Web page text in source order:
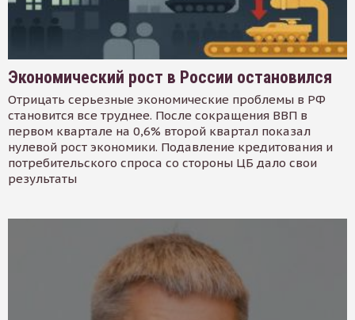
Экономический рост в России остановился
Отрицать серьезные экономические проблемы в РФ
становится все труднее. После сокращения ВВП в
первом квартале на 0,6% второй квартал показал
нулевой рост экономики. Подавление кредитования и
потребительского спроса со стороны ЦБ дало свои
результаты